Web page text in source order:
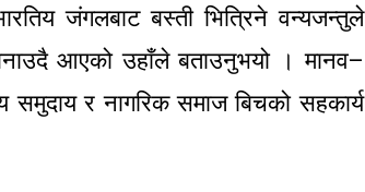
जंगलबाट बस्ती भित्रिने वन्यजन्तुले
आएको उहाँले बताउनुभयो । मानव–
समुदाय र नागरिक समाज बिचको सहकार्य